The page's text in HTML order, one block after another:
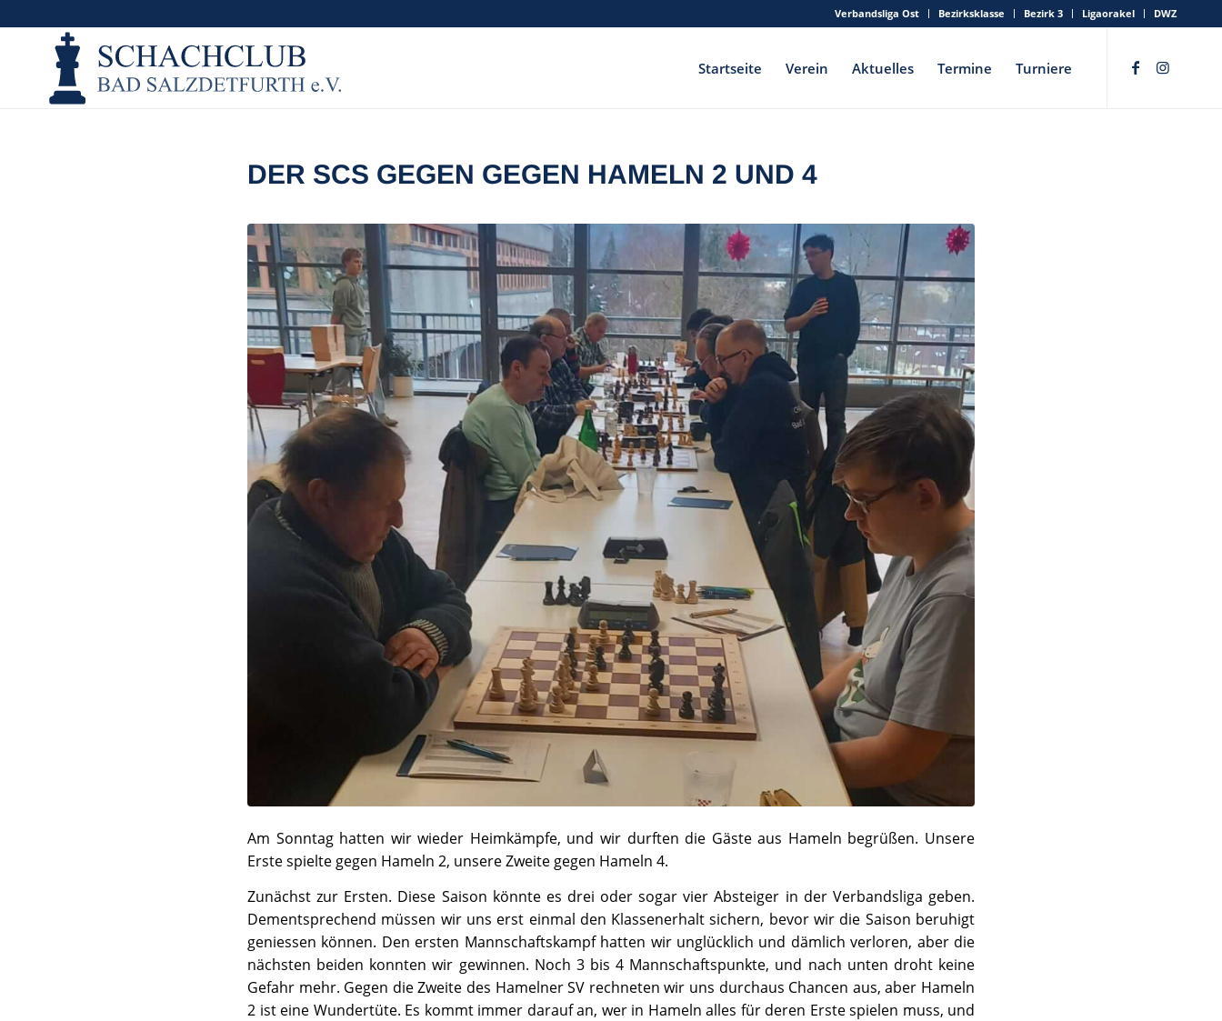
Verbandsliga Ost Bezirksklasse Bezirk 3 Ligaorakel DWZ
Startseite Verein Aktuelles Termine Turniere
DER SCS GEGEN GEGEN HAMELN 2 UND 4
Am Sonntag hatten wir wieder Heimkämpfe, und wir durften die Gäste aus Hameln begrüßen. Unsere
Erste spielte gegen Hameln 2, unsere Zweite gegen Hameln 4.
Zunächst zur Ersten. Diese Saison könnte es drei oder sogar vier Absteiger in der Verbandsliga geben.
Dementsprechend müssen wir uns erst einmal den Klassenerhalt sichern, bevor wir die Saison beruhigt
geniessen können. Den ersten Mannschaftskampf hatten wir unglücklich und dämlich verloren, aber die
nächsten beiden konnten wir gewinnen. Noch 3 bis 4 Mannschaftspunkte, und nach unten droht keine
Gefahr mehr. Gegen die Zweite des Hamelner SV rechneten wir uns durchaus Chancen aus, aber Hameln
2 ist eine Wundertüte. Es kommt immer darauf an, wer in Hameln alles für deren Erste spielen muss, und